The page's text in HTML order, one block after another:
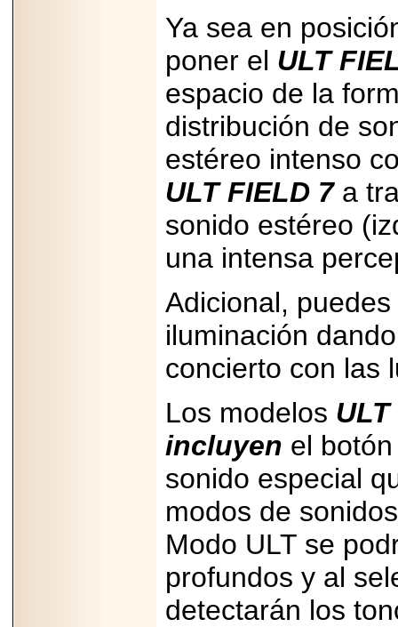
Ya sea en
poner el ULT
espacio de la
distribución de
estéreo intenso
ULT FIELD 7a
sonido estéreo
una intensa
Adicional,
iluminación
concierto con las
Los modelos ULT
incluyen el
sonido especial
modos de
Modo ULT se
profundos y al
detectarán los